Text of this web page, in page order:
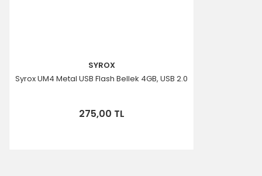
SYROX
Syrox UM4 Metal USB Flash Bellek 4GB, USB 2.0
275,00 TL